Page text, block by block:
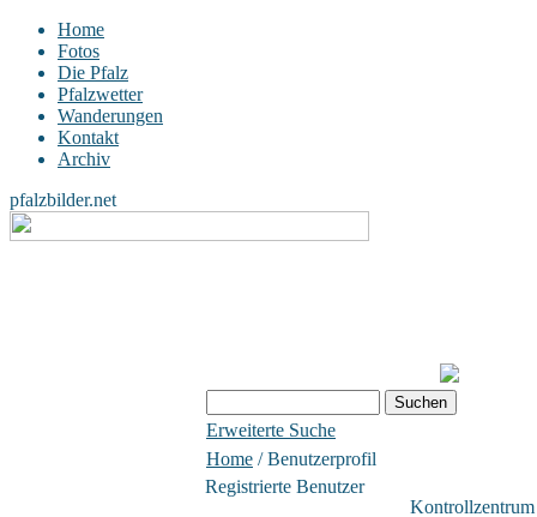
Home
Fotos
Die Pfalz
Pfalzwetter
Wanderungen
Kontakt
Archiv
pfalzbilder.net
Erweiterte Suche
Home / Benutzerprofil
Registrierte Benutzer
Kontrollzentrum